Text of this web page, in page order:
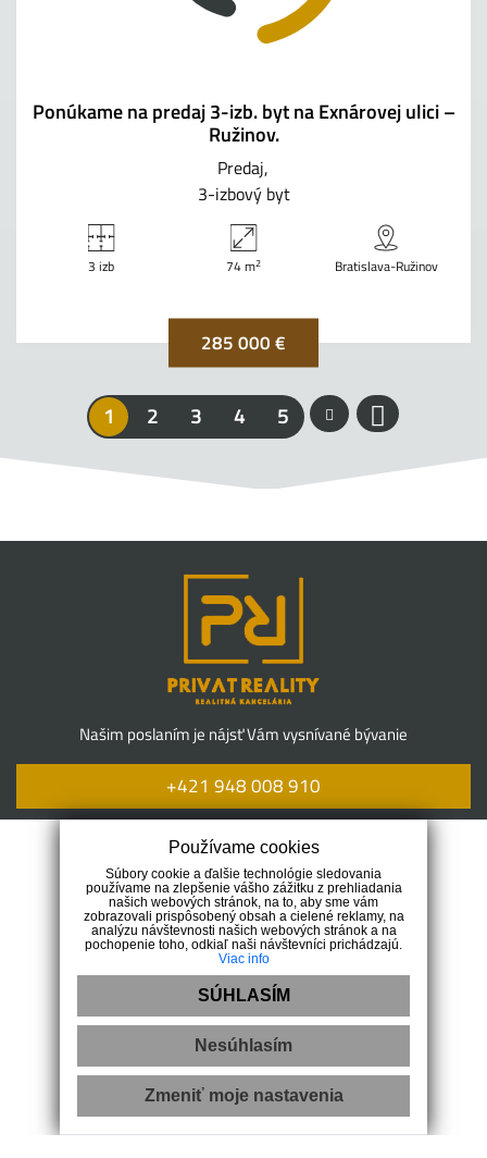
Ponúkame na predaj 3-izb. byt na Exnárovej ulici –
Ružinov.
Predaj
3-izbový byt
3 izb 74 m2 Bratislava-Ružinov
285 000 €
1 2 3 4 5
Našim poslaním je nájsť Vám vysnívané bývanie
+421 948 008 910
Navigácia
O nás
Ponuka bývania
Naše služby
Financovanie
Kontakt
Kontakt
Polus Tower II, Vajnorská 100/B, 831 04 Bratislava
+421 948 008 910
Používame cookies
Súbory cookie a ďalšie technológie sledovania
používame na zlepšenie vášho zážitku z prehliadania
našich webových stránok, na to, aby sme vám
zobrazovali prispôsobený obsah a cielené reklamy, na
analýzu návštevnosti našich webových stránok a na
pochopenie toho, odkiaľ naši návštevníci prichádzajú.
Viac info
SÚHLASÍM
Nesúhlasím
Zmeniť moje nastavenia